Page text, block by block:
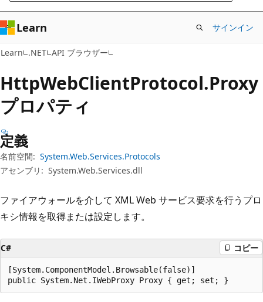
キ
ッ
プ
ン
に
ス
キ
ッ
プ
Learn サインイン
Learn .NET API ブラウザー
HttpWebClientProtocol.Proxy
プロパティ
定義
名前空間: System.Web.Services.Protocols
アセンブリ: System.Web.Services.dll
ファイアウォールを介して XML Web サービス要求を行うプロ
キシ情報を取得または設定します。
C# コピー
[System.ComponentModel.Browsable(false)]
public System.Net.IWebProxy Proxy { get; set; }